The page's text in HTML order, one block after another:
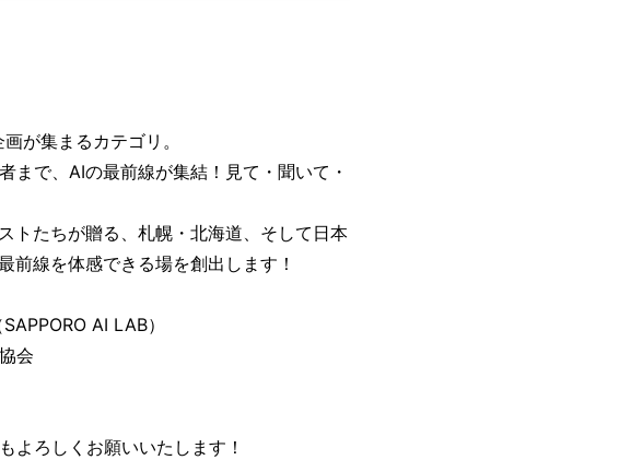
が集まるカテゴリ。
まで、AIの最前線が集結！見て・聞いて・
トたちが贈る、札幌・北海道、そして日本
前線を体感できる場を創出します！
AI LAB）
会
よろしくお願いいたします！